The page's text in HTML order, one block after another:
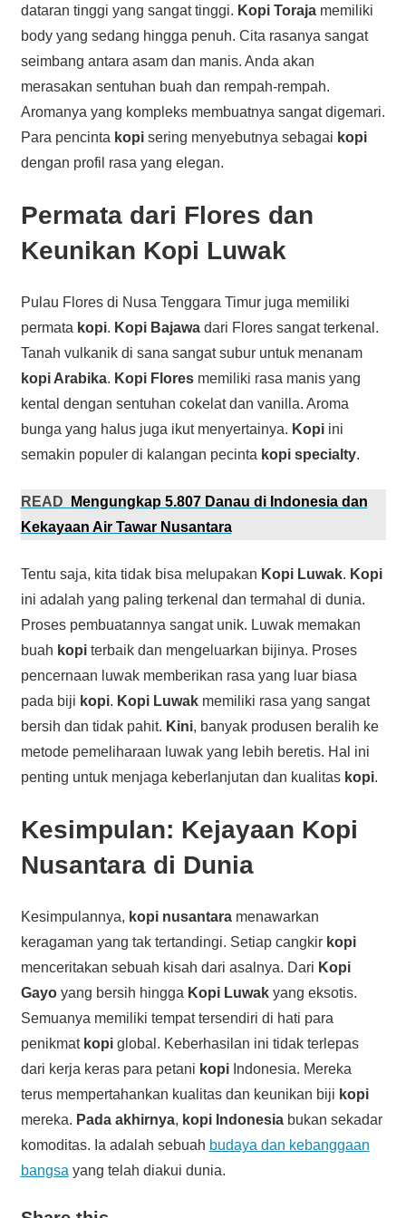
dataran tinggi yang sangat tinggi. Kopi Torajamemiliki
body yang sedang hingga penuh. Cita rasanya sangat
seimbang antara asam dan manis. Anda akan
merasakan sentuhan buah dan rempah-rempah.
Aromanya yang kompleks membuatnya sangat digemari.
Para pencinta kopisering menyebutnya sebagai kopi
dengan profil rasa yang elegan.
Permata dari Flores dan
Keunikan Kopi Luwak
Pulau Flores di Nusa Tenggara Timur juga memiliki
permata kopi. Kopi Bajawadari Flores sangat terkenal.
Tanah vulkanik di sana sangat subur untuk menanam
kopi Arabika. Kopi Floresmemiliki rasa manis yang
kental dengan sentuhan cokelat dan vanilla. Aroma
bunga yang halus juga ikut menyertainya. Kopiini
semakin populer di kalangan pecinta kopi specialty.
READ
Mengungkap 5.807 Danau di Indonesia dan
Kekayaan Air Tawar Nusantara
Tentu saja, kita tidak bisa melupakan Kopi Luwak. Kopi
ini adalah yang paling terkenal dan termahal di dunia.
Proses pembuatannya sangat unik. Luwak memakan
buah kopiterbaik dan mengeluarkan bijinya. Proses
pencernaan luwak memberikan rasa yang luar biasa
pada biji kopi. Kopi Luwakmemiliki rasa yang sangat
bersih dan tidak pahit. Kini, banyak produsen beralih ke
metode pemeliharaan luwak yang lebih beretis. Hal ini
penting untuk menjaga keberlanjutan dan kualitas kopi.
Kesimpulan: Kejayaan Kopi
Nusantara di Dunia
Kesimpulannya, kopi nusantaramenawarkan
keragaman yang tak tertandingi. Setiap cangkir kopi
menceritakan sebuah kisah dari asalnya. Dari Kopi
Gayoyang bersih hingga Kopi Luwakyang eksotis.
Semuanya memiliki tempat tersendiri di hati para
penikmat kopiglobal. Keberhasilan ini tidak terlepas
dari kerja keras para petani kopiIndonesia. Mereka
terus mempertahankan kualitas dan keunikan biji kopi
mereka. Pada akhirnya, kopi Indonesiabukan sekadar
komoditas. Ia adalah sebuah budaya dan kebanggaan
bangsa yang telah diakui dunia.